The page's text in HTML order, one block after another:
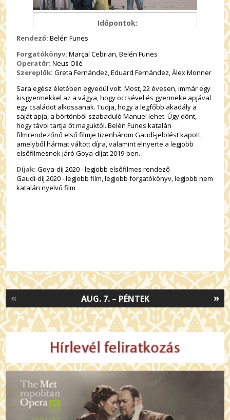
Időpontok:
Rendező: Belén Funes
Forgatókönyv: Marçal Cebrian, Belén Funes
Operatőr: Neus Ollé
Szereplők: Greta Fernández, Eduard Fernández, Àlex Monner
Sara egész életében egyedül volt. Most, 22 évesen, immár egy
kisgyermekkel az a vágya, hogy öccsével és gyermeke apjával
egy családot alkossanak. Tudja, hogy a legfőbb akadály a
saját apja, a börtönből szabaduló Manuel lehet. Úgy dönt,
hogy távol tartja őt maguktól. Belén Funes katalán
filmrendezőnő első filmje tizenhárom Gaudí-jelölést kapott,
amelyből hármat váltott díjra, valamint elnyerte a legjobb
elsőfilmesnek járó Goya-díjat 2019-ben.
Díjak: Goya-díj 2020 - legjobb elsőfilmes rendező
Gaudí-díj 2020 - legjobb film, legjobb forgatókönyv, legjobb nem
katalán nyelvű film
»
AUG. 7. – PÉNTEK
«